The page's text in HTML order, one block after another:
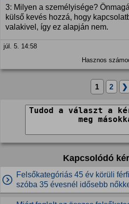
3: Milyen a személyisége?
külső kevés hozzá, hogy
valakivel, így ez alapján nem.
júl. 5. 14:58
Hasznos
1 2 ❯
Kapcsolódó
Felsőkategóriás 45 év körüli
szóba 35 évesnél idősebb